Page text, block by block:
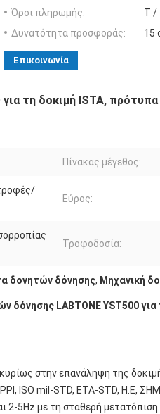
Όροι πληρωμής:
T /
Δυνατότητα προσφοράς:
15
Επικοινωνία
τη δοκιμή ISTA, πρότυπα
Πίνακας μέγεθος:
Εύρος:
Τροφοδοσία:
δονητών δόνησης, Μηχανική
δόνησης LABTONE YST500
στην επανάληψη της
ISO mil-STD, ΕΤΑ-STD, Η.Ε,
5Hz με τη σταθερή μετατόπιση